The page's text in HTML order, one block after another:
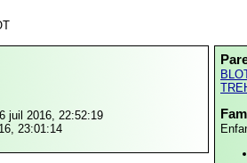
juil 2016, 22:52:19
23:01:14